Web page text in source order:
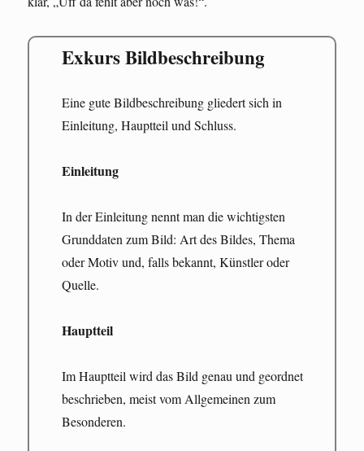
Exkurs Bildbeschreibung
Eine gute Bildbeschreibung gliedert sich in
Einleitung, Hauptteil und Schluss.
Einleitung
In der Einleitung nennt man die wichtigsten
Grunddaten zum Bild: Art des Bildes, Thema
oder Motiv und, falls bekannt, Künstler oder
Quelle.
Hauptteil
Im Hauptteil wird das Bild genau und geordnet
beschrieben, meist vom Allgemeinen zum
Besonderen.